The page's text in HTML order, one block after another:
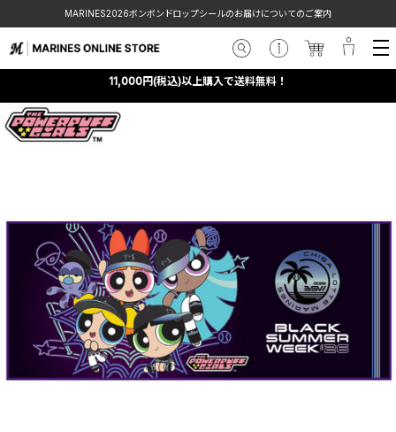
MARINES2026ボンボンドロップシールのお届けについてのご案内
11,000円(税込)以上購入で送料無料！